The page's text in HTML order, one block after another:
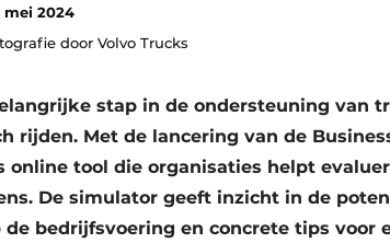
mei 2024
door Volvo Trucks
stap in de ondersteuning van
rijden. Met de lancering van de
online tool die organisaties helpt
De simulator geeft inzicht in de
bedrijfsvoering en concrete tips voor